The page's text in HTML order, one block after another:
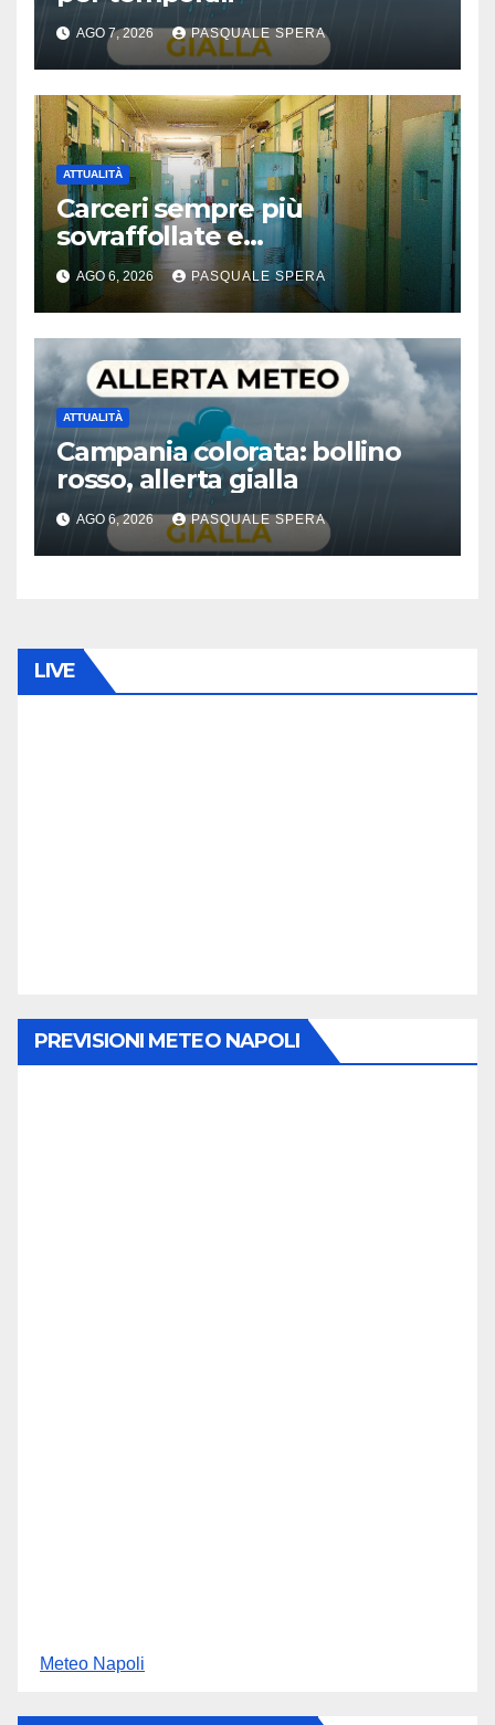
AGO 7, 2026 PASQUALE SPERA
ATTUALITÀ
Carceri sempre più
sovraffollate e
problematiche
AGO 6, 2026 PASQUALE SPERA
ATTUALITÀ
Campania colorata: bollino
rosso, allerta gialla
AGO 6, 2026 PASQUALE SPERA
LIVE
PREVISIONI METEO NAPOLI
Meteo Napoli